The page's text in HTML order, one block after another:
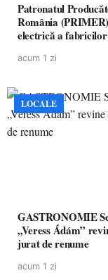
Patronatul
România
electrică a fabricilor
acum 1 zi
LOCALE
GASTRONOMIE Se încing ceaunele la Satu Mare! Concursul
„Veress Ádám”
jurat de renume
acum 1 zi